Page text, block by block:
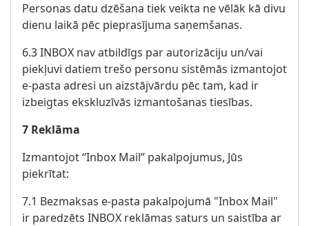
Personas datu dzēšana tiek veikta ne vēlāk kā divu
dienu laikā pēc pieprasījuma saņemšanas.
6.3 INBOX nav atbildīgs par autorizāciju un/vai
piekļuvi datiem trešo personu sistēmās izmantojot
e-pasta adresi un aizstājvārdu pēc tam, kad ir
izbeigtas ekskluzīvās izmantošanas tiesības.
7 Reklāma
Izmantojot “Inbox Mail” pakalpojumus, Jūs
piekrītat:
7.1 Bezmaksas e-pasta pakalpojumā "Inbox Mail"
ir paredzēts INBOX reklāmas saturs un saistība ar